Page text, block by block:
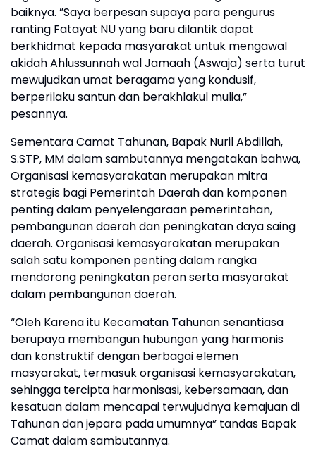
baiknya. ”Saya berpesan supaya para pengurus
ranting Fatayat NU yang baru dilantik dapat
berkhidmat kepada masyarakat untuk mengawal
akidah Ahlussunnah wal Jamaah (Aswaja) serta turut
mewujudkan umat beragama yang kondusif,
berperilaku santun dan berakhlakul mulia,”
pesannya.
Sementara Camat Tahunan, Bapak Nuril Abdillah,
S.STP, MM dalam sambutannya mengatakan bahwa,
Organisasi kemasyarakatan merupakan mitra
strategis bagi Pemerintah Daerah dan komponen
penting dalam penyelengaraan pemerintahan,
pembangunan daerah dan peningkatan daya saing
daerah. Organisasi kemasyarakatan merupakan
salah satu komponen penting dalam rangka
mendorong peningkatan peran serta masyarakat
dalam pembangunan daerah.
“Oleh Karena itu Kecamatan Tahunan senantiasa
berupaya membangun hubungan yang harmonis
dan konstruktif dengan berbagai elemen
masyarakat, termasuk organisasi kemasyarakatan,
sehingga tercipta harmonisasi, kebersamaan, dan
kesatuan dalam mencapai terwujudnya kemajuan di
Tahunan dan jepara pada umumnya” tandas Bapak
Camat dalam sambutannya.